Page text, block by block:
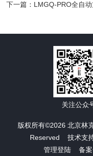
下一篇： LMGQ-PRO全自
版权所有©2026 北京林
Reserved 技术支
管理登陆
备
关注公众